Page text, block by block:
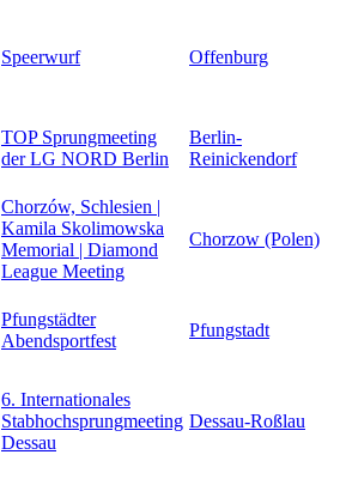
Speerwurf Offenburg
TOP Sprungmeeting
der LG NORD Berlin
Berlin-
Reinickendorf
Chorzów, Schlesien |
Kamila Skolimowska
Memorial | Diamond
League Meeting
Chorzow (Polen)
Pfungstädter
Abendsportfest
Pfungstadt
6. Internationales
Stabhochsprungmeeting
Dessau
Dessau-Roßlau